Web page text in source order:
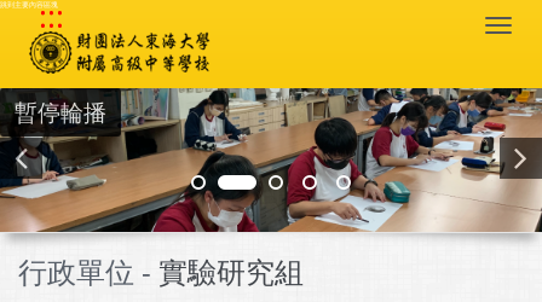
跳到主要內容區塊
:::
暫停輪播
行政單位 - 實驗研究組